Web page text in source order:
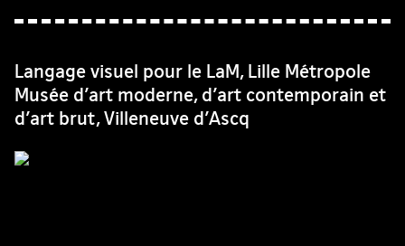
Langage visuel pour le LaM, Lille Métropole
Musée d’art moderne, d’art contemporain et
d’art brut, Villeneuve d’Ascq